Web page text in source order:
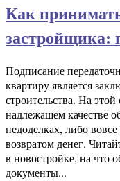
Как
застройщика:
Подписание
квартиру является
строительства. На
надлежащем качестве
недоделках, либо
возвратом денег.
в новостройке, на что
документы...